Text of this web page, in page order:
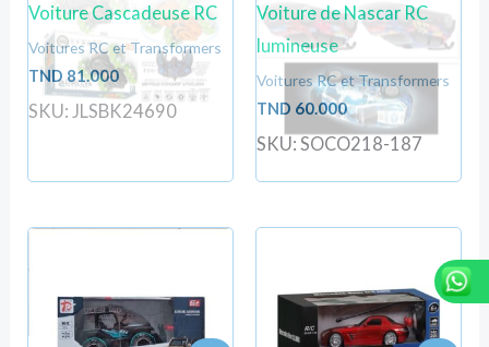
Voiture Cascadeuse RC
Voitures RC et Transformers
TND 81.000
SKU: JLSBK24690
Voiture de Nascar RC
lumineuse
Voitures RC et Transformers
TND 60.000
SKU: SOCO218-187